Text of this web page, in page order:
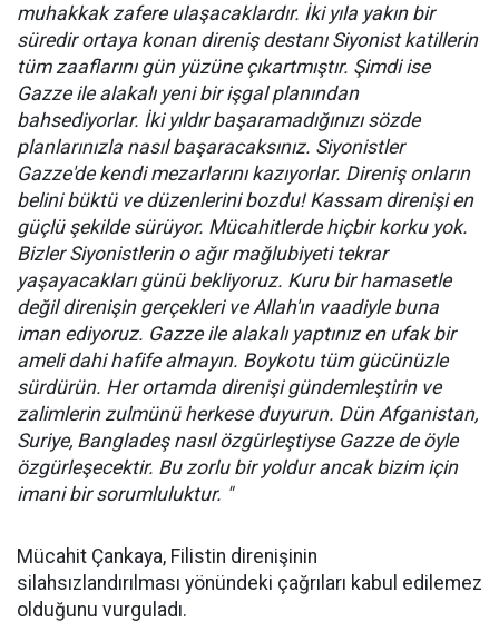
muhakkak zafere ulaşacaklardır. İki yıla yakın bir
süredir ortaya konan direniş destanı Siyonist katillerin
tüm zaaflarını gün yüzüne çıkartmıştır. Şimdi ise
Gazze ile alakalı yeni bir işgal planından
bahsediyorlar. İki yıldır başaramadığınızı sözde
planlarınızla nasıl başaracaksınız. Siyonistler
Gazze'de kendi mezarlarını kazıyorlar. Direniş onların
belini büktü ve düzenlerini bozdu! Kassam direnişi en
güçlü şekilde sürüyor. Mücahitlerde hiçbir korku yok.
Bizler Siyonistlerin o ağır mağlubiyeti tekrar
yaşayacakları günü bekliyoruz. Kuru bir hamasetle
değil direnişin gerçekleri ve Allah'ın vaadiyle buna
iman ediyoruz. Gazze ile alakalı yaptınız en ufak bir
ameli dahi hafife almayın. Boykotu tüm gücünüzle
sürdürün. Her ortamda direnişi gündemleştirin ve
zalimlerin zulmünü herkese duyurun. Dün Afganistan,
Suriye, Bangladeş nasıl özgürleştiyse Gazze de öyle
özgürleşecektir. Bu zorlu bir yoldur ancak bizim için
imani bir sorumluluktur. "
Mücahit Çankaya, Filistin direnişinin
silahsızlandırılması yönündeki çağrıları kabul edilemez
olduğunu vurguladı.